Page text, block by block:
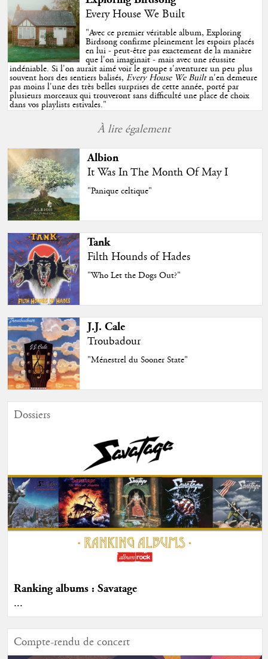
Every House We Built
"Avec ce premier véritable album, Exploring
Birdsong confirme pleinement les espoirs placés
en lui - peut-être pas exactement de la manière
que l'on imaginait - mais avec une réussite
indéniable. Si l'on aurait aimé voir le groupe s'aventurer un peu plus
souvent hors des sentiers balisés,Every House We Builtn'en demeure
pas moins l'une des très belles surprises de cette année, porté par
plusieurs morceaux qui trouveront sans difficulté une place de choix
dans vos playlists estivales."
À lire également
Albion
It Was In The Month Of May I
"Panique celtique"
Tank
Filth Hounds of Hades
"Who Let the Dogs Out?"
J.J. Cale
Troubadour
"Ménestrel du Sooner State"
Dossiers
Ranking albums : Savatage
...
Compte-rendu de concert